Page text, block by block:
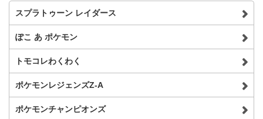
スプラトゥーン レイダース
ぽこ あ ポケモン
トモコレわくわく
ポケモンレジェンズZ-A
ポケモンチャンピオンズ